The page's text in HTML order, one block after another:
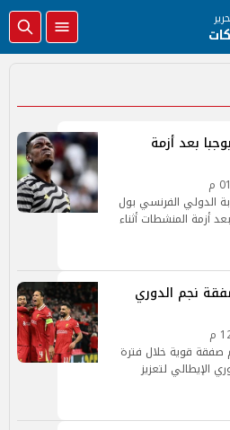
بعد أزمة
الدولي الفرنسي بول
أزمة المنشطات أثناء
نجم الدوري
صفقة قوية خلال فترة
الإيطالي لتعزيز